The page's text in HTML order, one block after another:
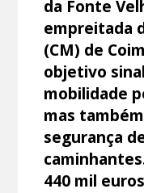
da Fonte
empreitada
(CM) de
objetivo
mobilidade
mas
segurança
440 mil